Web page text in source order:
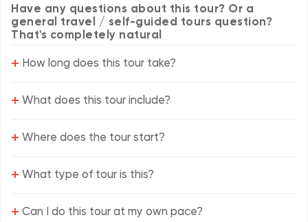
Have any questions about this tour? Or a
general travel / self-guided tours question?
That's completely natural
+ How long does this tour take?
+ What does this tour include?
+ Where does the tour start?
+ What type of tour is this?
+ Can I do this tour at my own pace?